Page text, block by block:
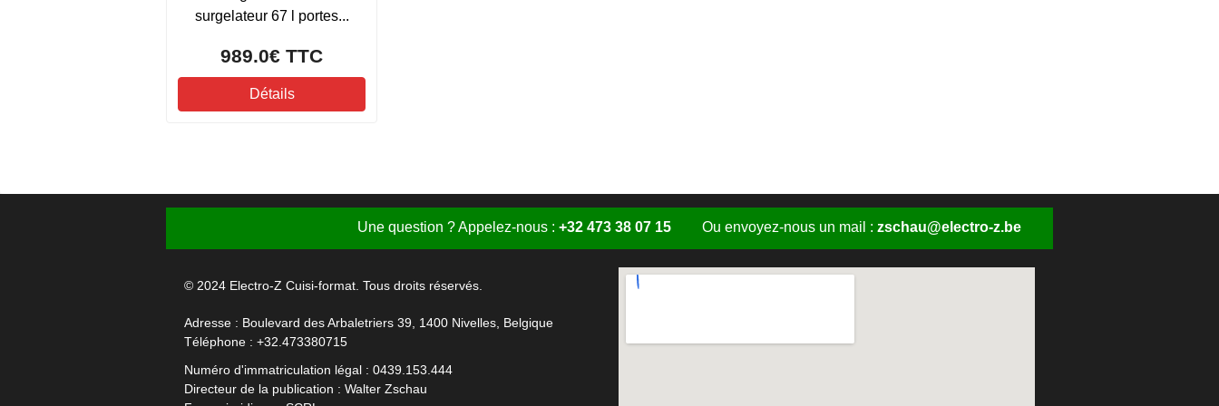
surgelateur 67 l portes...
989.0€TTC
Détails
Une question ? Appelez-nous : +32 473 38 07 15 Ou envoyez-nous un mail : zschau@electro-z.be
© 2024 Electro-Z Cuisi-format. Tous droits réservés.
Adresse : Boulevard des Arbaletriers 39, 1400 Nivelles, Belgique
Téléphone : +32.473380715
Numéro d'immatriculation légal : 0439.153.444
Directeur de la publication : Walter Zschau